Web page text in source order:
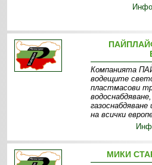
Компанията
водещите
пластмасови
на всички
МИКИ